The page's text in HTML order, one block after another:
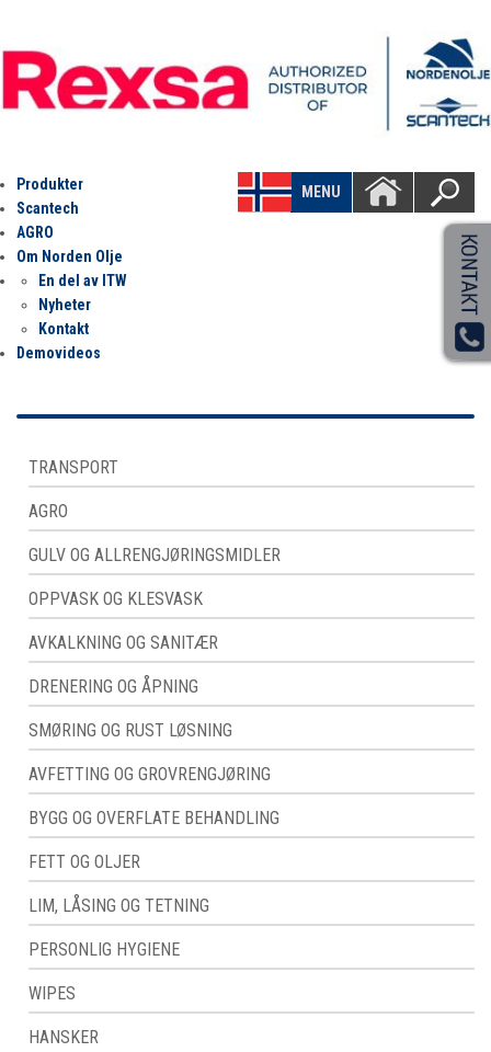
MENU
Produkter
Scantech
AGRO
Om Norden Olje
En del av ITW
Nyheter
Kontakt
Demovideos
TRANSPORT
AGRO
GULV OG ALLRENGJØRINGSMIDLER
OPPVASK OG KLESVASK
AVKALKNING OG SANITÆR
DRENERING OG ÅPNING
SMØRING OG RUST LØSNING
AVFETTING OG GROVRENGJØRING
BYGG OG OVERFLATE BEHANDLING
FETT OG OLJER
LIM, LÅSING OG TETNING
PERSONLIG HYGIENE
WIPES
HANSKER